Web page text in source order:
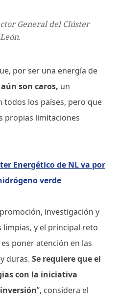
General del Clúster
por ser una energía de
son caros, un
los países, pero que
propias limitaciones
Energético de NL va por
verde
investigación y
y el principal reto
poner atención en las
duras. Se requiere que el
con la iniciativa
”, considera el